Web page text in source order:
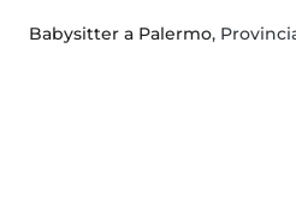
Babysitter a Palermo,